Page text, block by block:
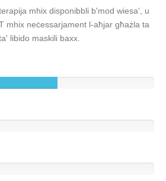
mhix disponibbli b'mod wiesa', u
mhix neċessarjament l-aħjar għażla ta
libido maskili baxx.